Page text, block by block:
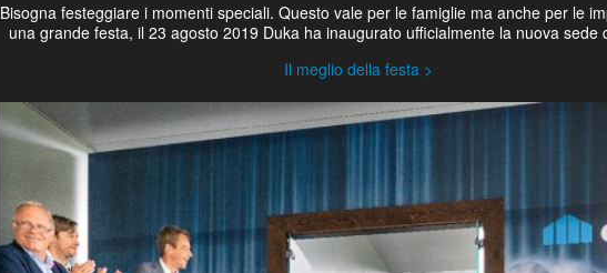
Bisogna festeggiare i momenti speciali. Questo vale per le famiglie ma anche per le
una grande festa, il 23 agosto 2019 Duka ha inaugurato ufficialmente la nuova sede
Il meglio della festa >